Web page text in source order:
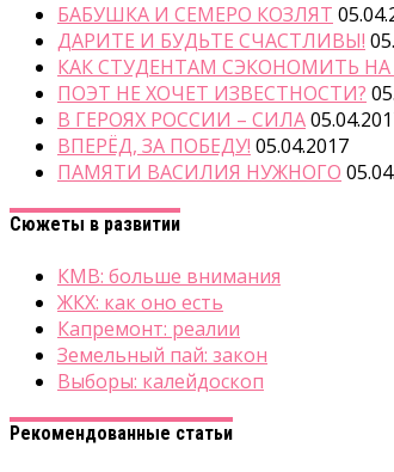
БАБУШКА И СЕМЕРО КОЗЛЯТ
ДАРИТЕ И БУДЬТЕ СЧАСТЛИВЫ!
КАК СТУДЕНТАМ СЭКОНОМИТЬ НА
ПОЭТ НЕ ХОЧЕТ ИЗВЕСТНОСТИ?
В ГЕРОЯХ РОССИИ – СИЛА
ВПЕРЁД, ЗА ПОБЕДУ! 05.04.2017
ПАМЯТИ ВАСИЛИЯ НУЖНОГО
Сюжеты в развитии
КМВ: больше внимания
ЖКХ: как оно есть
Капремонт: реалии
Земельный пай: закон
Выборы: калейдоскоп
Рекомендованные статьи